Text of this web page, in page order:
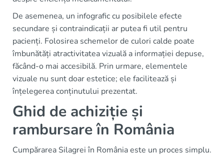
De asemenea, un infografic cu posibilele efecte
secundare și contraindicații ar putea fi util pentru
pacienți. Folosirea schemelor de culori calde poate
îmbunătăți atractivitatea vizuală a informației depuse,
făcând-o mai accesibilă. Prin urmare, elementele
vizuale nu sunt doar estetice; ele facilitează și
înțelegerea conținutului prezentat.
Ghid de achiziție și
rambursare în România
Cumpărarea Silagrei în România este un proces simplu.